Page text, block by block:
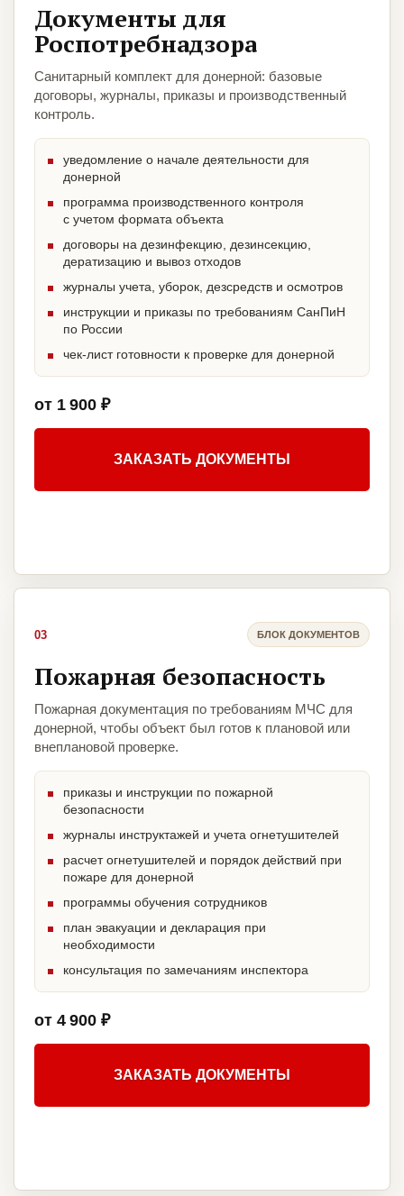
Документы для
Роспотребнадзора
Санитарный комплект для донерной: базовые
договоры, журналы, приказы и производственный
контроль.
уведомление о начале деятельности для
донерной
программа производственного контроля
с учетом формата объекта
договоры на дезинфекцию, дезинсекцию,
дератизацию и вывоз отходов
журналы учета, уборок, дезсредств и осмотров
инструкции и приказы по требованиям СанПиН
по России
чек-лист готовности к проверке для донерной
от 1 900 ₽
ЗАКАЗАТЬ ДОКУМЕНТЫ
03 БЛОК ДОКУМЕНТОВ
Пожарная безопасность
Пожарная документация по требованиям МЧС для
донерной, чтобы объект был готов к плановой или
внеплановой проверке.
приказы и инструкции по пожарной
безопасности
журналы инструктажей и учета огнетушителей
расчет огнетушителей и порядок действий при
пожаре для донерной
программы обучения сотрудников
план эвакуации и декларация при
необходимости
консультация по замечаниям инспектора
от 4 900 ₽
ЗАКАЗАТЬ ДОКУМЕНТЫ